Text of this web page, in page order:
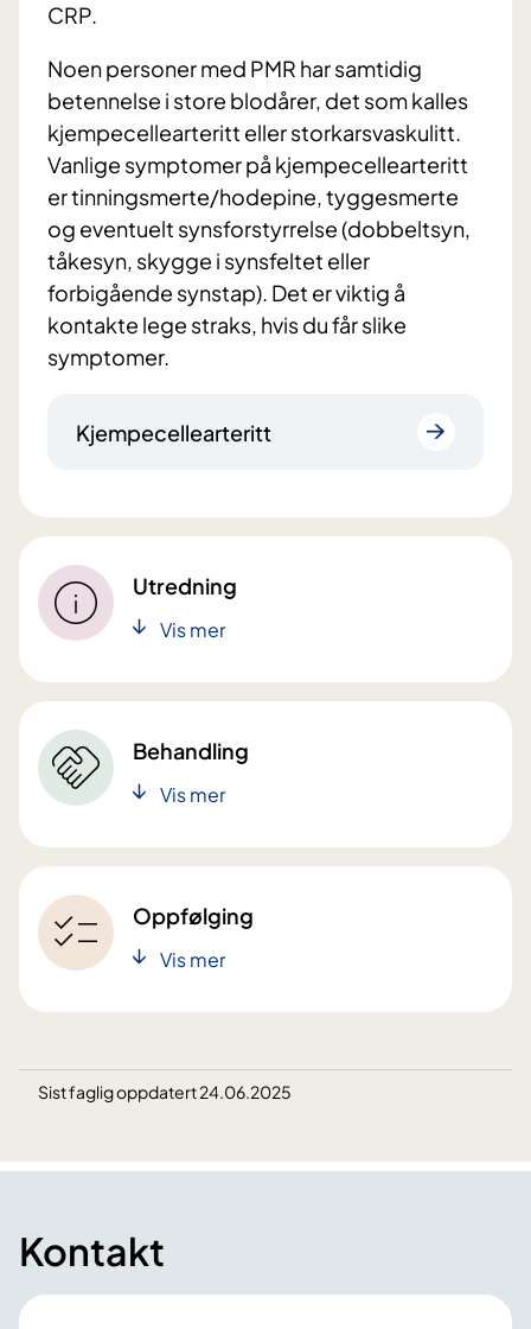
CRP.
Noen personer med PMR har samtidig
betennelse i store blodårer, det som kalles
kjempecellearteritt eller storkarsvaskulitt.
Vanlige symptomer på kjempecellearteritt
er tinningsmerte/hodepine, tyggesmerte
og eventuelt synsforstyrrelse (dobbeltsyn,
tåkesyn, skygge i synsfeltet eller
forbigående synstap). Det er viktig å
kontakte lege straks, hvis du får slike
symptomer.
Kjempecellearteritt
Utredning
Vis mer
Behandling
Vis mer
Oppfølging
Vis mer
Sist faglig oppdatert 24.06.2025
Kontakt